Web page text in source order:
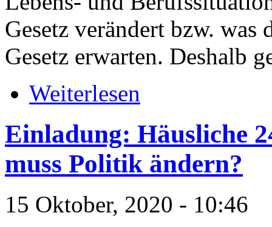
Gesetz verändert bzw. was
Gesetz erwarten. Deshalb
Weiterlesen
Einladung: Häusliche
muss Politik ändern?
15 Oktober, 2020 - 10:46